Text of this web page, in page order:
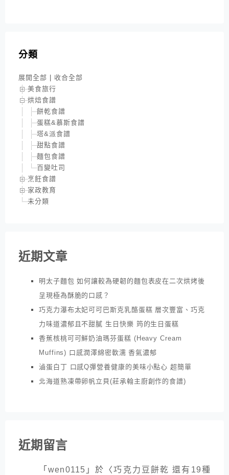
分類
展開全部
收合全部
美食旅行
烘焙食譜
餅乾食譜
蛋糕&慕斯食譜
塔&派食譜
甜點食譜
麵包食譜
百變吐司
烹飪食譜
家政教育
未分類
近期文章
明太子麵包 如何讓較為硬韌的麵包表皮在二次烘烤後
呈現極為酥脆的口感？
巧克力瀑布太妃可可巴斯克乳酪蛋糕 層次豐富、巧克
力味道濃郁且不甜膩 生日快樂 筠的生日蛋糕
香蕉核桃可可鮮奶油瑪芬蛋糕 (Heavy Cream
Muffins) 口感潤澤綿密軟濡 香氣濃郁
滷蛋白丁 口感Q彈營養健康的美味小點心 超簡單
北海道熟凍帶卵帆立貝(莊承翰主廚創作的食譜)
近期留言
「wen0115 」於〈巧克力豆餅乾 還有19種